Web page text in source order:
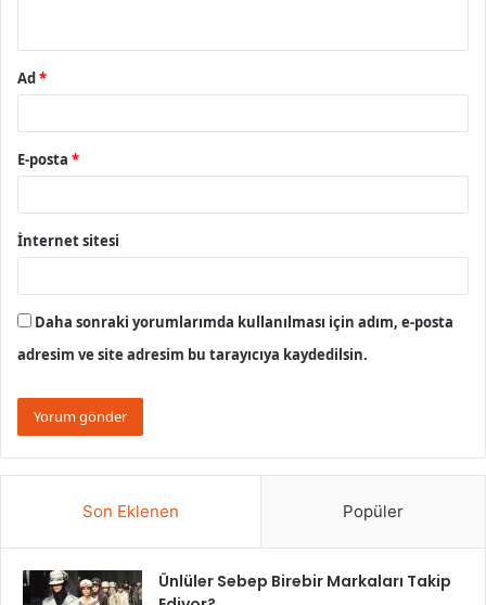
Ad *
E-posta *
İnternet sitesi
Daha sonraki yorumlarımda kullanılması için adım, e-posta
adresim ve site adresim bu tarayıcıya kaydedilsin.
Son Eklenen Popüler
Ünlüler Sebep Birebir Markaları Takip